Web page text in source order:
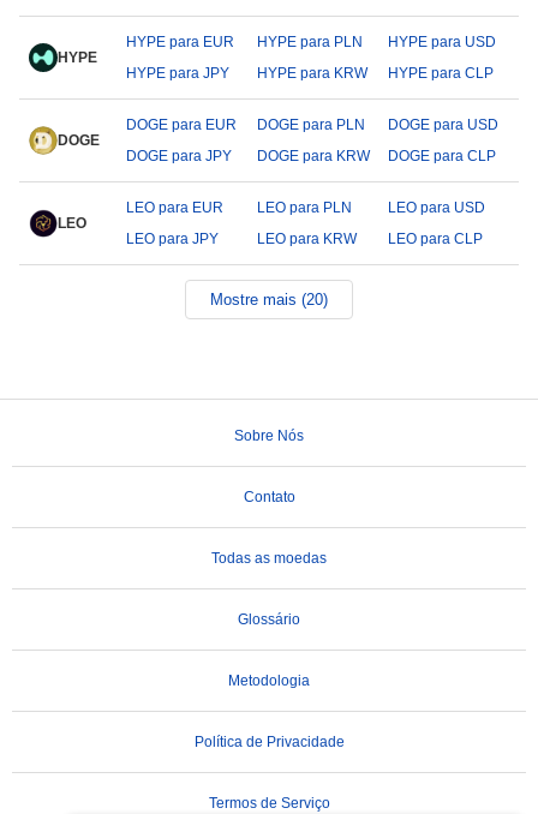
HYPE
HYPE para EUR HYPE para PLN
HYPE para USD
HYPE para JPY
HYPE para KRW HYPE para CLP
DOGE
DOGE para EUR DOGE para PLN
DOGE para USD
DOGE para JPY
DOGE para KRW DOGE para CLP
LEO
LEO para EUR LEO para PLN
LEO para USD
LEO para JPY
LEO para KRW LEO para CLP
Mostre mais (20)
Sobre Nós
Contato
Todas as moedas
Glossário
Metodologia
Política de Privacidade
Termos de Serviço